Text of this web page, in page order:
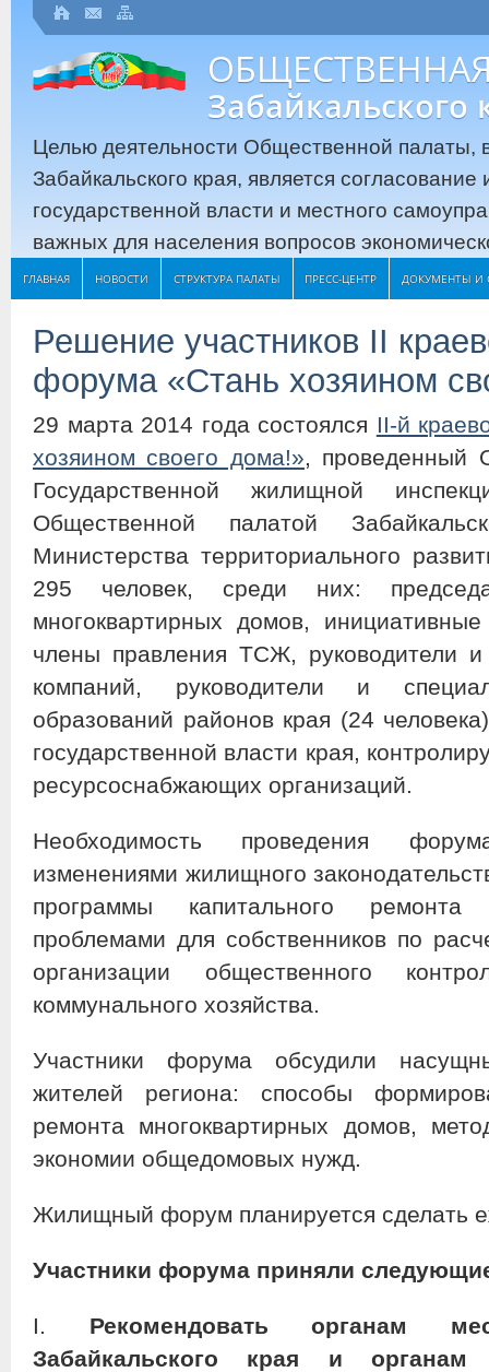
Забайкальского
Целью деятельности Общественной палаты,
Забайкальского края, является
государственной власти и местного
важных для населения вопросов
ГЛАВНАЯ НОВОСТИ СТРУКТУРА ПАЛАТЫ ПРЕСС-ЦЕНТР ДОКУМЕНТЫ И
Решение участников II
форума «Стань хозяином
29 марта 2014 года состоялся II-й
хозяином своего дома!», проведенный
Государственной жилищной
Общественной палатой
Министерства территориального
295 человек, среди них:
многоквартирных домов,
члены правления ТСЖ, руководители
компаний, руководители и
образований районов края (24
государственной власти края,
ресурсоснабжающих организаций.
Необходимость проведения
изменениями жилищного
программы капитального ремонта
проблемами для собственников по
организации общественного
коммунального хозяйства.
Участники форума обсудили
жителей региона: способы
ремонта многоквартирных домов,
экономии общедомовых нужд.
Жилищный форум планируется сделать
Участники форума приняли
I.​ Рекомендовать органам
Забайкальского края и органам